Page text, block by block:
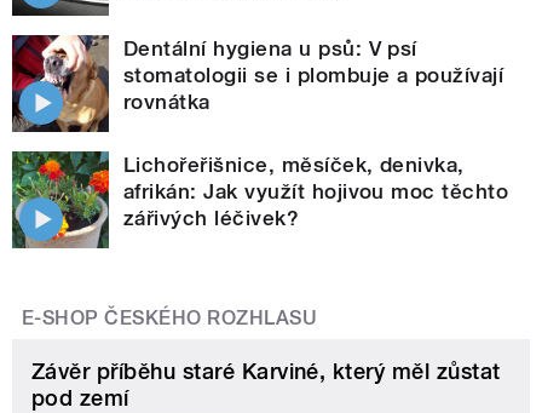
Dentální hygiena u psů: V psí
stomatologii se i plombuje a používají
rovnátka
Lichořeřišnice, měsíček, denivka,
afrikán: Jak využít hojivou moc těchto
zářivých léčivek?
E-SHOP ČESKÉHO ROZHLASU
Závěr příběhu staré Karviné, který měl zůstat
pod zemí